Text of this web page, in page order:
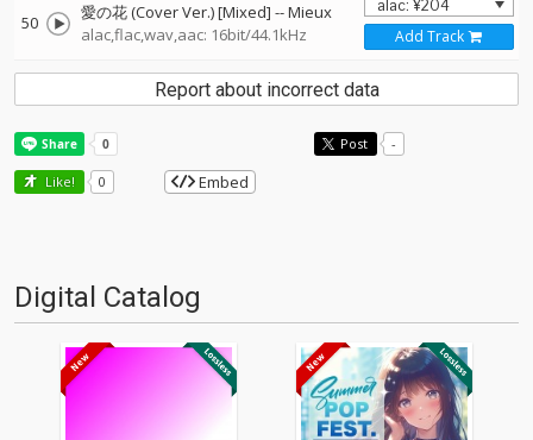
50 愛の花 (Cover Ver.) [Mixed] --Mieux
alac,flac,wav,aac: 16bit/44.1kHz
Add Track
Report about incorrect data
Post -
Like! 0 Embed
Digital Catalog